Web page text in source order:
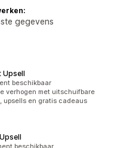
gegevens
Upsell
beschikbaar
verhogen met uitschuifbare
upsells en gratis cadeaus